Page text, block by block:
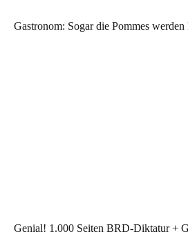
Gastronom: Sogar die Pommes werden
Genial! 1.000 Seiten BRD-Diktatur +